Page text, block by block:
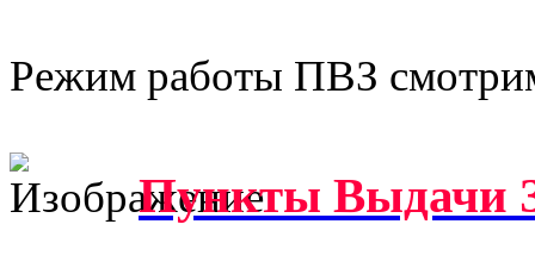
Режим работы ПВЗ
Пункты Выдачи